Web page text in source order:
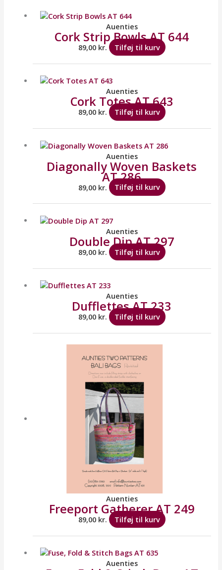
Auenties
Cork Strip Bowls AT 644
89,00 kr. Tilføj til kurv
Auenties
Cork Totes AT 643
89,00 kr. Tilføj til kurv
Auenties
Diagonally Woven Baskets
AT 286
89,00 kr. Tilføj til kurv
Auenties
Double Dip AT 297
89,00 kr. Tilføj til kurv
Auenties
Dufflettes AT 233
89,00 kr. Tilføj til kurv
Auenties
Freeport Gatherer AT 249
89,00 kr. Tilføj til kurv
Auenties